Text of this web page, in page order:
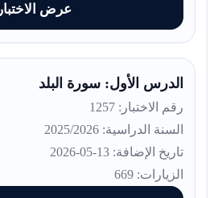
عرض الاختبار
الدرس الأول: سورة البلد
رقم الاختبار: 1257
السنة الدراسية: 2025/2026
تاريخ الإضافة: 13-05-2026
الزيارات: 669